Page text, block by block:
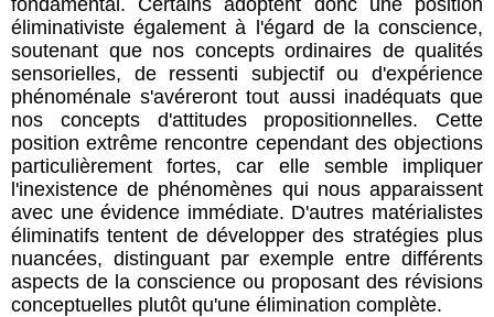
éliminativiste également à l'égard de la conscience,
soutenant que nos concepts ordinaires de qualités
sensorielles, de ressenti subjectif ou d'expérience
phénoménale s'avéreront tout aussi inadéquats que
nos concepts d'attitudes propositionnelles. Cette
position extrême rencontre cependant des objections
particulièrement fortes, car elle semble impliquer
l'inexistence de phénomènes qui nous apparaissent
avec une évidence immédiate. D'autres matérialistes
éliminatifs tentent de développer des stratégies plus
nuancées, distinguant par exemple entre différents
aspects de la conscience ou proposant des révisions
conceptuelles plutôt qu'une élimination complète.